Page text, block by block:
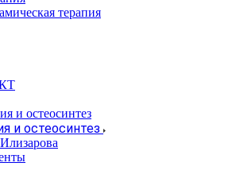
терапия
и остеосинтез